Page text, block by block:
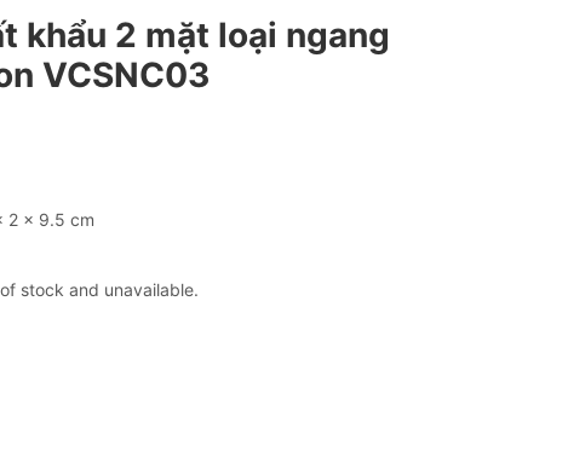
khẩu 2 mặt loại ngang
VCSNC03
2 x 9.5 cm
stock and unavailable.